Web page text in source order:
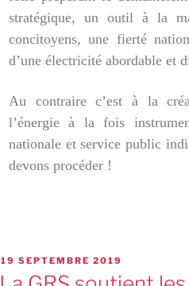
stratégique, un outil à la
concitoyens, une fierté
d’une électricité abordable et
Au contraire c’est à la
l’énergie à la fois
nationale et service public
devons procéder !
19 SEPTEMBRE 2019